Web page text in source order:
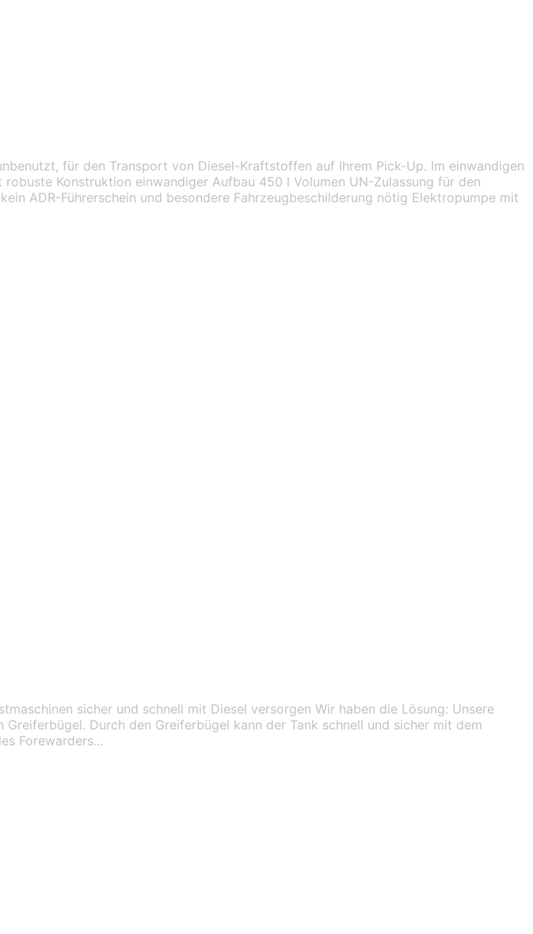
für den Transport von Diesel-Kraftstoffen auf Ihrem Pick-Up. Im einwandigen
Konstruktion einwandiger Aufbau 450 l Volumen UN-Zulassung für den
ADR-Führerschein und besondere Fahrzeugbeschilderung nötig Elektropumpe mit
sicher und schnell mit Diesel versorgen Wir haben die Lösung: Unsere
Durch den Greiferbügel kann der Tank schnell und sicher mit dem
Forewarders…